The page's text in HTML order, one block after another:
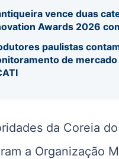
vence duas
Awards 2026
paulistas
de mercado
da Coreia
a Organização